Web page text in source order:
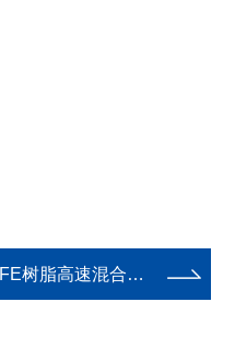
高速混合分散机